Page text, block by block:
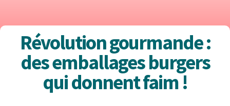
Révolution gourmande :
des emballages burgers
qui donnent faim !